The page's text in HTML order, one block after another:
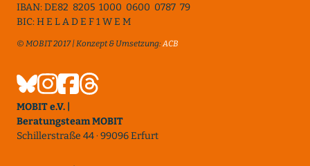
IBAN: DE82 8205 1000 0600 0787 79
BIC: H E L A D E F 1 W E M
© MOBIT 2017 | Konzept & Umsetzung:ACB
MOBIT e.V. |
Beratungsteam MOBIT
Schillerstraße 44 · 99096 Erfurt